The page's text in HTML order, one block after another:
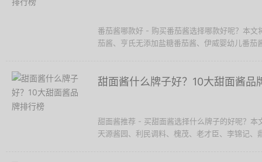
番茄酱哪款好 - 购买番茄酱选择哪款好呢？本
茄酱、亨氏无添加盐糖番茄酱、伊威婴幼儿番茄
甜面酱什么牌子好？10大甜面酱品
甜面酱推荐 - 买甜面酱选择什么牌子的好呢？
天源酱园、利民调料、槐茂、老才臣、李锦记、